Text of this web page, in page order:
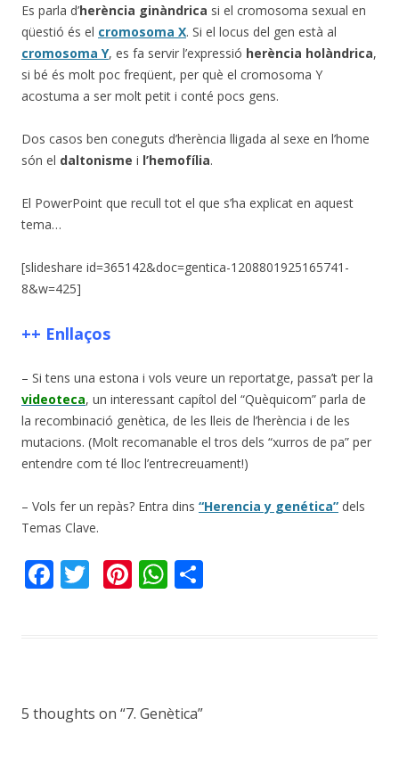
Es parla d’herència ginàndrica si el cromosoma sexual en
qüestió és el cromosoma X. Si el locus del gen està al
cromosoma Y, es fa servir l’expressió herència holàndrica,
si bé és molt poc freqüent, per què el cromosoma Y
acostuma a ser molt petit i conté pocs gens.
Dos casos ben coneguts d’herència lligada al sexe en l’home
són el daltonisme i l’hemofília.
El PowerPoint que recull tot el que s’ha explicat en aquest
tema…
[slideshare id=365142&doc=gentica-1208801925165741-
8&w=425]
++ Enllaços
– Si tens una estona i vols veure un reportatge, passa’t per la
videoteca, un interessant capítol del “Quèquicom” parla de
la recombinació genètica, de les lleis de l’herència i de les
mutacions. (Molt recomanable el tros dels “xurros de pa” per
entendre com té lloc l’entrecreuament!)
– Vols fer un repàs? Entra dins “Herencia y genética” dels
Temas Clave.
F
o
T Pi W
p
5 thoughts on “7. Genètica”